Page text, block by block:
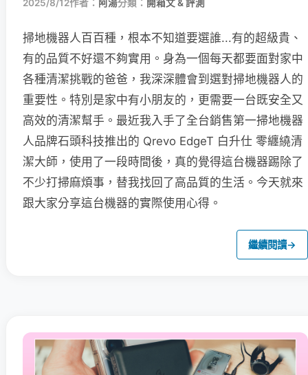
2025/8/12作者： 阿湯分類： 開箱文 & 評測
掃地機器人百百種，根本不知道要選誰...有的超級貴、
有的品質不好還不夠實用。身為一個每天都要面對家中
各種清潔挑戰的爸爸，我深深體會到選對掃地機器人的
重要性。特別是家中有小朋友的，更需要一台既安全又
高效的清潔幫手。最近我入手了全台銷售第一掃地機器
人品牌石頭科技推出的 Qrevo EdgeT 白升仕 零纏繞清
潔大師，使用了一段時間後，真的覺得這台機器踢除了
不少打掃麻煩事，替我找回了高品質的生活。今天就來
跟大家分享這台機器的實際使用心得。
繼續閱讀→